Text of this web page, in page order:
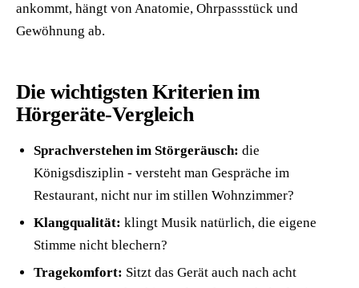
ankommt, hängt von Anatomie, Ohrpassstück und
Gewöhnung ab.
Die wichtigsten Kriterien im
Hörgeräte-Vergleich
Sprachverstehen im Störgeräusch: die
Königsdisziplin - versteht man Gespräche im
Restaurant, nicht nur im stillen Wohnzimmer?
Klangqualität: klingt Musik natürlich, die eigene
Stimme nicht blechern?
Tragekomfort: Sitzt das Gerät auch nach acht